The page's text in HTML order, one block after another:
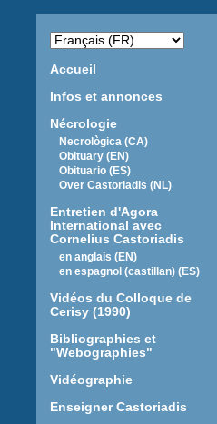
Accueil
Infos et annonces
Nécrologie
Necrològica (CA)
Obituary (EN)
Obituario (ES)
Over Castoriadis (NL)
Entretien d'Agora
International avec
Cornelius Castoriadis
en anglais (EN)
en espagnol (castillan) (ES)
Vidéos du Colloque de
Cerisy (1990)
Bibliographies et
"Webographies"
Vidéographie
Enseigner Castoriadis